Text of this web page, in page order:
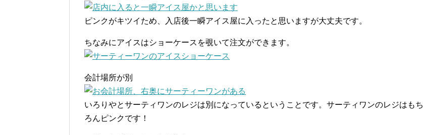
ピンクがキツイため、入店後一瞬アイス屋に入ったと思いますが大丈夫です。
ちなみにアイスはショーケースを覗いて注文ができます。
会計場所が別
いろりやとサーティワンのレジは別になっているということです。サーティワンのレジはもち
ろんピンクです！